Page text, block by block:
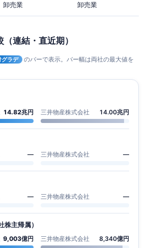
卸売業 卸売業
連結・直近期）
グラデ
のバーで表示。バー幅は両社の最大値を
14.82兆円 三井物産株式会社 14.00兆円
— 三井物産株式会社 —
— 三井物産株式会社 —
株主帰属）
9,003億円 三井物産株式会社 8,340億円